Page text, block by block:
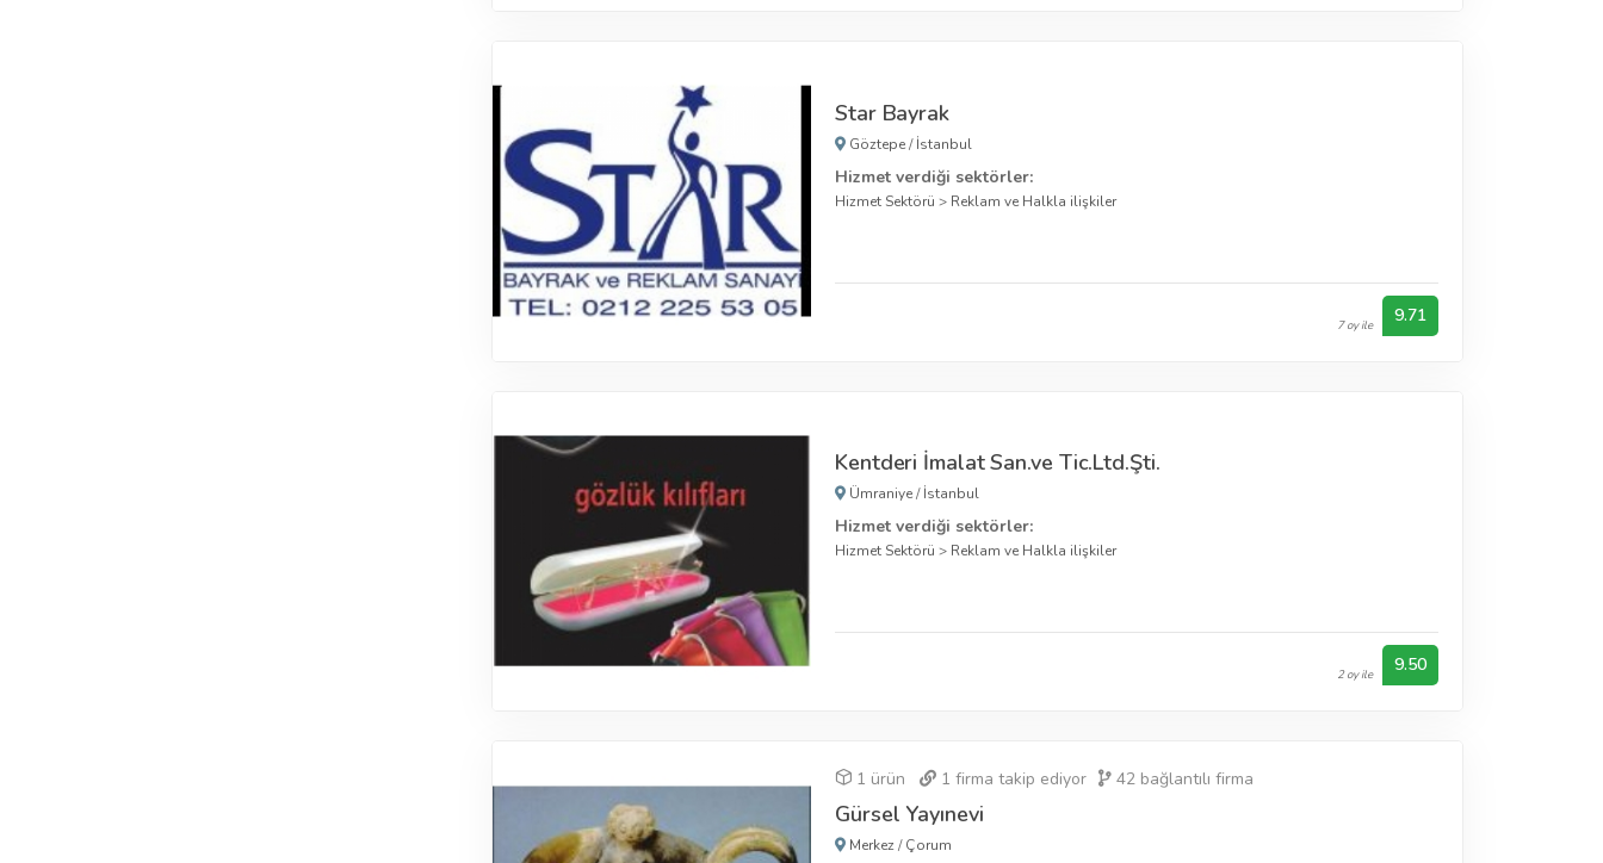
Star Bayrak
Göztepe/İstanbul
Hizmet verdiği sektörler:
Hizmet Sektörü > Reklam ve Halkla ilişkiler
7 oy ile 9.71
Kentderi İmalat San.ve Tic.Ltd.Şti.
Ümraniye/İstanbul
Hizmet verdiği sektörler:
Hizmet Sektörü > Reklam ve Halkla ilişkiler
2 oy ile 9.50
1 ürün 1 firma takip ediyor 42 bağlantılı firma
Gürsel Yayınevi
Merkez/Çorum